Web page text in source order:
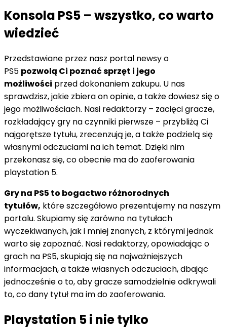
Konsola PS5 – wszystko, co warto
wiedzieć
Przedstawiane przez nasz portal newsy o
PS5 pozwolą Ci poznać sprzęt i jego
możliwości przed dokonaniem zakupu. U nas
sprawdzisz, jakie zbiera on opinie, a także dowiesz się o
jego możliwościach. Nasi redaktorzy – zacięci gracze,
rozkładający gry na czynniki pierwsze – przybliżą Ci
najgorętsze tytułu, zrecenzują je, a także podzielą się
własnymi odczuciami na ich temat. Dzięki nim
przekonasz się, co obecnie ma do zaoferowania
playstation 5.
Gry na PS5 to bogactwo różnorodnych
tytułów, które szczegółowo prezentujemy na naszym
portalu. Skupiamy się zarówno na tytułach
wyczekiwanych, jak i mniej znanych, z którymi jednak
warto się zapoznać. Nasi redaktorzy, opowiadając o
grach na PS5, skupiają się na najważniejszych
informacjach, a także własnych odczuciach, dbając
jednocześnie o to, aby gracze samodzielnie odkrywali
to, co dany tytuł ma im do zaoferowania.
Playstation 5 i nie tylko